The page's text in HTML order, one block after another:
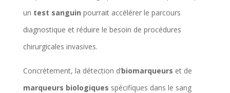
un test sanguin pourrait accélérer le parcours
diagnostique et réduire le besoin de procédures
chirurgicales invasives.
Concrètement, la détection d’biomarqueurs et de
marqueurs biologiques spécifiques dans le sang